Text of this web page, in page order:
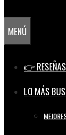
MENÚ
👉
LO MÁS